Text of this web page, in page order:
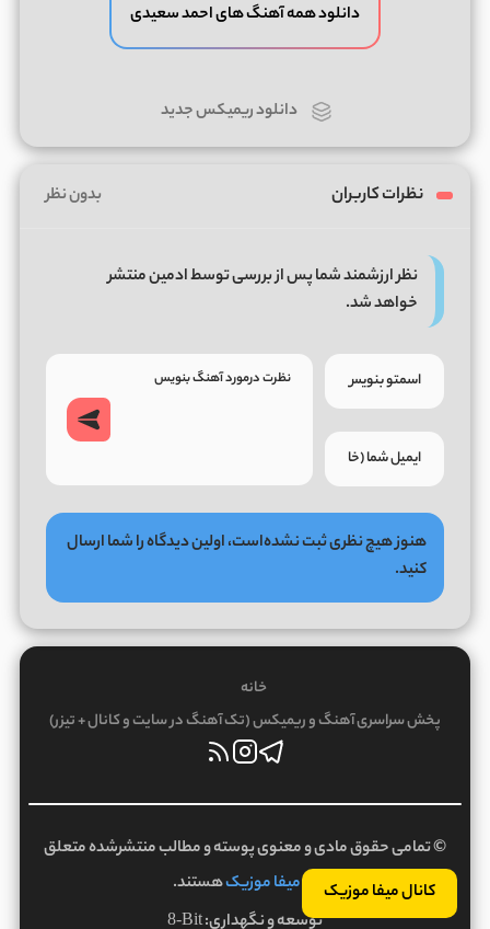
کانال میفا موزیک
دانلود همه آهنگ های احمد سعیدی
دانلود ریمیکس جدید
نظرات کاربران بدون نظر
نظر ارزشمند شما پس از بررسی توسط ادمین منتشر
خواهد شد.
هنوز هیچ نظری ثبت نشده‌است، اولین دیدگاه را شما ارسال
کنید.
خانه
پخش سراسری آهنگ و ریمیکس (تک آهنگ در سایت و کانال + تیزر)
© تمامی حقوق مادی و معنوی پوسته و مطالب منتشرشده متعلق
بهمیفا موزیکهستند.
توسعه و نگهداری:8-Bit